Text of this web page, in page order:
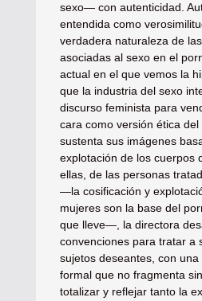
sexo— con autenticidad.
entendida como
verdadera naturaleza de
asociadas al sexo en el
actual en el que vemos la
que la industria del sexo
discurso feminista para
cara como versión ética
sustenta sus imágenes
explotación de los cuerpos
ellas, de las personas
—la cosificación y
mujeres son la base del
que lleve—, la directora
convenciones para tratar a
sujetos deseantes, con una
formal que no fragmenta
totalizar y reflejar tanto la